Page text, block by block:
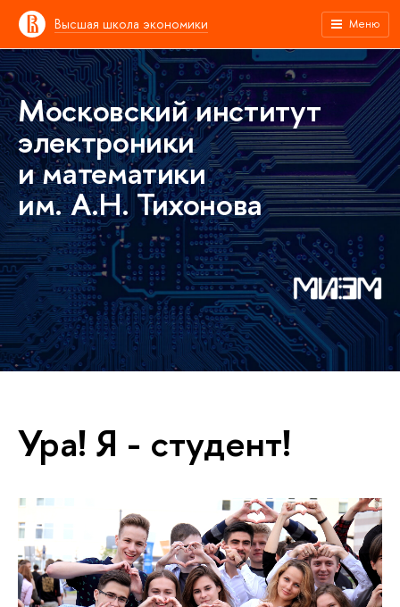
Высшая школа экономики Меню
Московский институт
электроники
и математики
им. А.Н. Тихонова
Ура! Я - студент!